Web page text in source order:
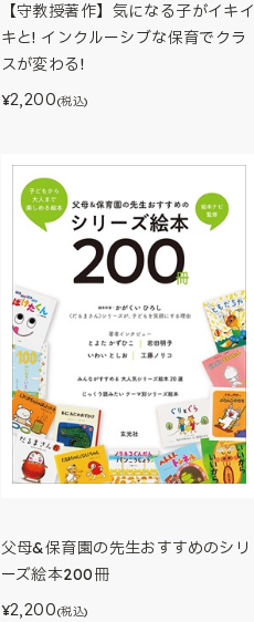
【守教授著作】気になる子がイキイ
キと! インクルーシブな保育でクラ
スが変わる!
¥2,200(税込)
父母&保育園の先生おすすめのシリ
ーズ絵本200冊
¥2,200(税込)